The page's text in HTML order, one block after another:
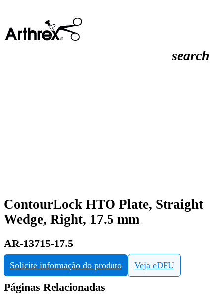
search
ContourLock HTO Plate, Straight
Wedge, Right, 17.5 mm
AR-13715-17.5
Solicite informação do produto Veja eDFU
Páginas Relacionadas